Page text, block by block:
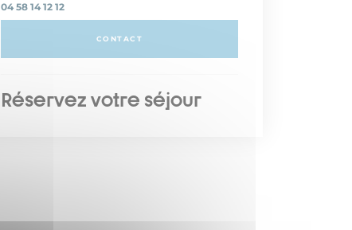
04 58 14 12 12
CONTACT
Réservez votre séjour